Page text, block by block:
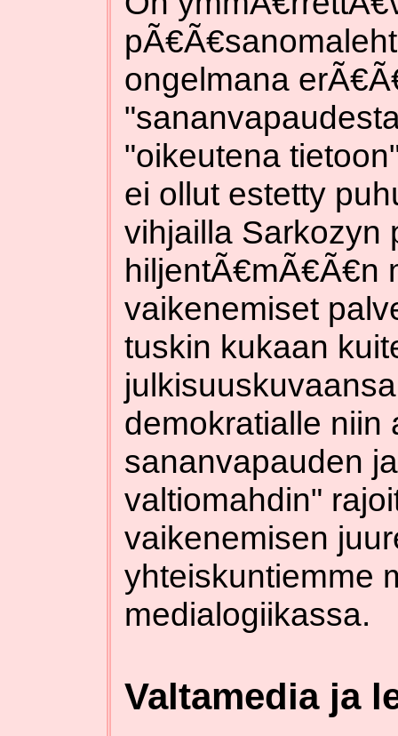
ongelmana
"oikeutena
ei ollut estetty
vihjailla Sarkozyn
hiljentÃ€mÃ€Ã€n
vaikenemiset
tuskin kukaan
demokratialle niin
sananvapauden
valtiomahdin"
vaikenemisen
yhteiskuntiemme
medialogiikassa.
Valtamedia ja